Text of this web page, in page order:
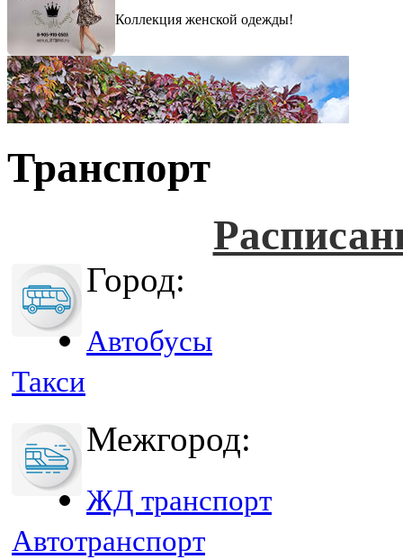
Коллекция женской одежды!
Транспорт
Город:
Автобусы
Такси
Межгород:
ЖД транспорт
Автотранспорт